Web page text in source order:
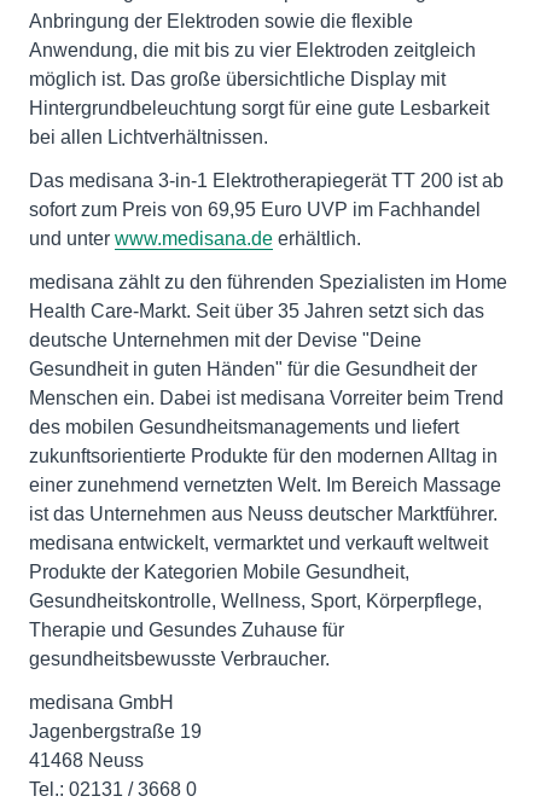
Anbringung der Elektroden sowie die flexible
Anwendung, die mit bis zu vier Elektroden zeitgleich
möglich ist. Das große übersichtliche Display mit
Hintergrundbeleuchtung sorgt für eine gute Lesbarkeit
bei allen Lichtverhältnissen.
Das medisana 3-in-1 Elektrotherapiegerät TT 200 ist ab
sofort zum Preis von 69,95 Euro UVP im Fachhandel
und unter www.medisana.de erhältlich.
medisana zählt zu den führenden Spezialisten im Home
Health Care-Markt. Seit über 35 Jahren setzt sich das
deutsche Unternehmen mit der Devise "Deine
Gesundheit in guten Händen" für die Gesundheit der
Menschen ein. Dabei ist medisana Vorreiter beim Trend
des mobilen Gesundheitsmanagements und liefert
zukunftsorientierte Produkte für den modernen Alltag in
einer zunehmend vernetzten Welt. Im Bereich Massage
ist das Unternehmen aus Neuss deutscher Marktführer.
medisana entwickelt, vermarktet und verkauft weltweit
Produkte der Kategorien Mobile Gesundheit,
Gesundheitskontrolle, Wellness, Sport, Körperpflege,
Therapie und Gesundes Zuhause für
gesundheitsbewusste Verbraucher.
medisana GmbH
Jagenbergstraße 19
41468 Neuss
Tel.: 02131 / 3668 0